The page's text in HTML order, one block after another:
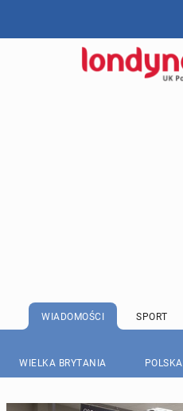
WIADOMOŚCI SPORT
WIELKA BRYTANIA POLSKA